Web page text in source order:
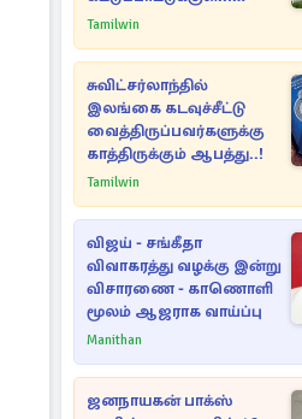
அதிரடியாக களமிறங்கிய
Tamilwin
சுவிட்சர்லாந்தில்
இலங்கை கடவுச்சீட்டு
வைத்திருப்பவர்களுக்கு
காத்திருக்கும் ஆபத்து..!
Tamilwin
விஜய் - சங்கீதா
விவாகரத்து வழக்கு இன்று
விசாரணை - காணொளி
மூலம் ஆஜராக வாய்ப்பு
Manithan
ஜனநாயகன் பாக்ஸ்